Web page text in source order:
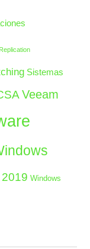
Replication
Sistemas
Veeam
Windows